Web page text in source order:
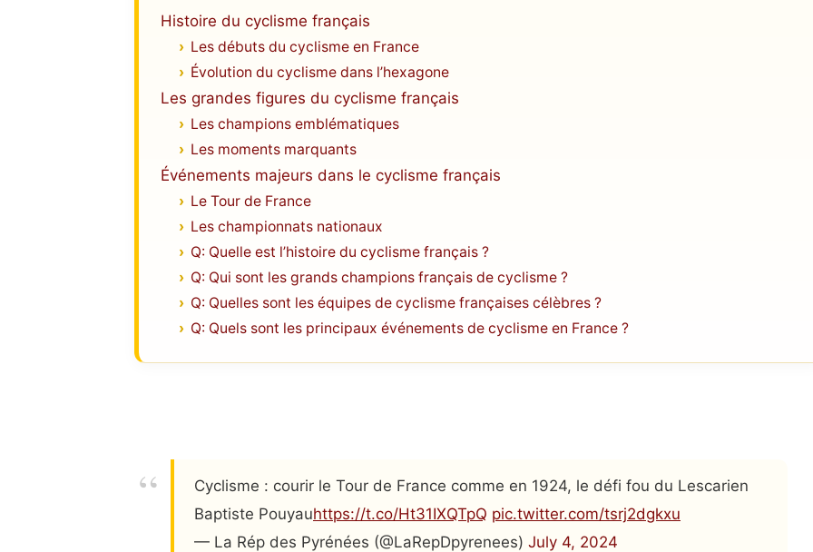
Histoire du cyclisme français
Les débuts du cyclisme en France
Évolution du cyclisme dans l’hexagone
Les grandes figures du cyclisme français
Les champions emblématiques
Les moments marquants
Événements majeurs dans le cyclisme français
Le Tour de France
Les championnats nationaux
Q: Quelle est l’histoire du cyclisme français ?
Q: Qui sont les grands champions français de cyclisme ?
Q: Quelles sont les équipes de cyclisme françaises célèbres ?
Q: Quels sont les principaux événements de cyclisme en France ?
Cyclisme : courir le Tour de France comme en 1924, le défi fou du Lescarien
Baptiste Pouyauhttps://t.co/Ht31IXQTpQ pic.twitter.com/tsrj2dgkxu
— La Rép des Pyrénées (@LaRepDpyrenees) July 4, 2024